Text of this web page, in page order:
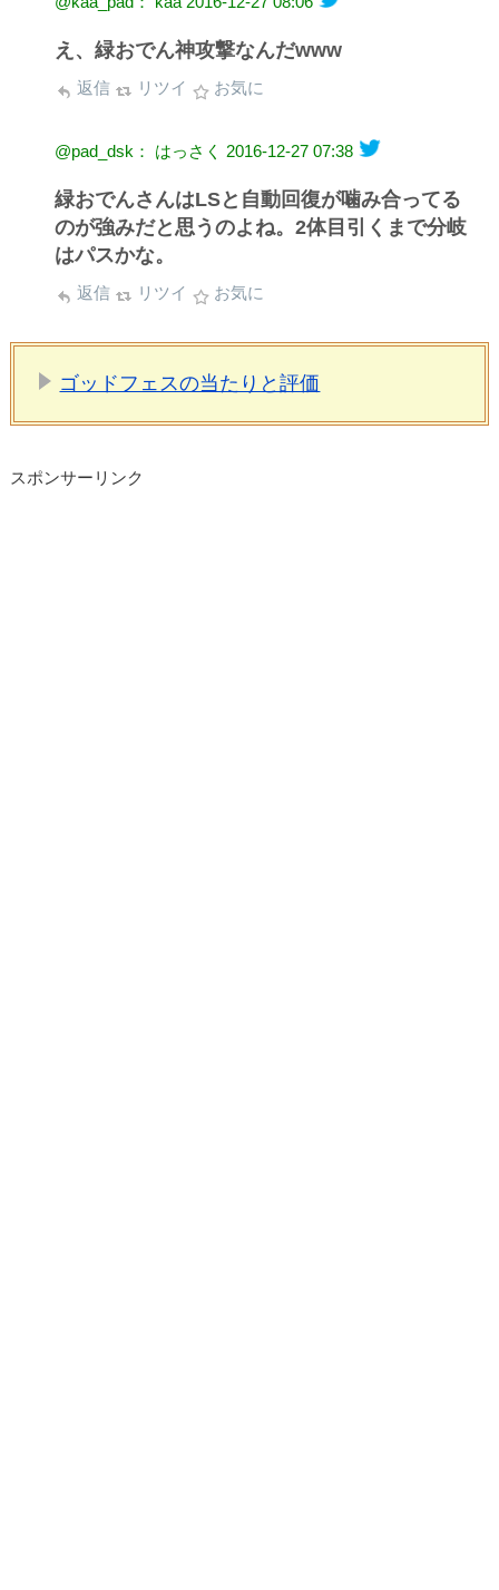
え、緑おでん神攻撃なんだwww
返信 リツイ お気に
@pad_dsk： はっさく 2016-12-27 07:38
緑おでんさんはLSと自動回復が噛み合ってる
のが強みだと思うのよね。2体目引くまで分岐
はパスかな。
返信 リツイ お気に
ゴッドフェスの当たりと評価
スポンサーリンク